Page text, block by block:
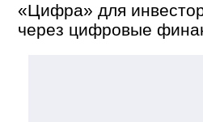
«Цифра» для
через цифровые